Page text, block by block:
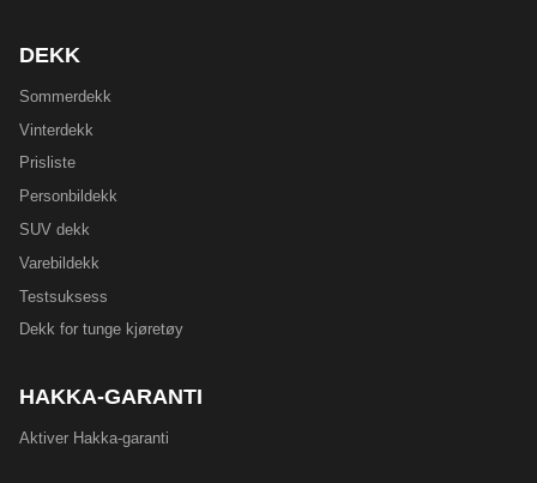
DEKK
Sommerdekk
Vinterdekk
Prisliste
Personbildekk
SUV dekk
Varebildekk
Testsuksess
Dekk for tunge kjøretøy
HAKKA-GARANTI
Aktiver Hakka-garanti